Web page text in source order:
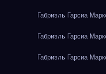
Габриэль Гарсиа
Габриэль Гарсиа
Габриэль Гарсиа